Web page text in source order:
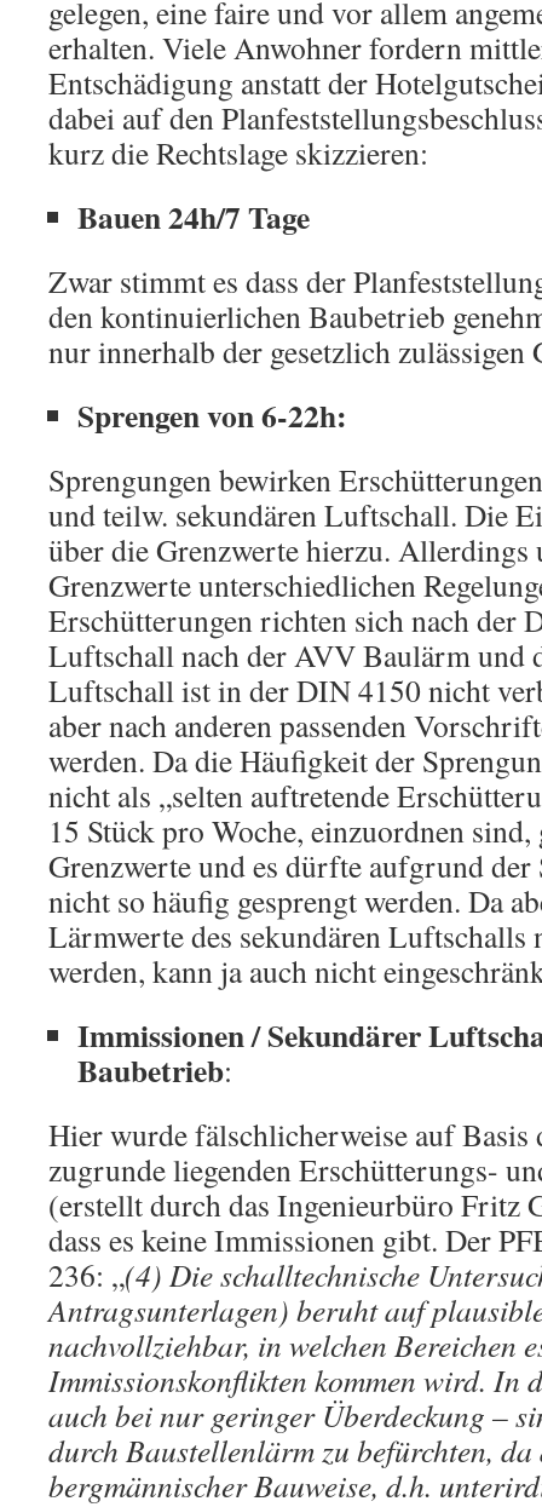
gelegen, eine faire und vor allem
erhalten. Viele Anwohner fordern
Entschädigung anstatt der
dabei auf den
kurz die Rechtslage skizzieren:
Bauen 24h/7 Tage
Zwar stimmt es dass der
den kontinuierlichen Baubetrieb
nur innerhalb der gesetzlich zulässigen
Sprengen von 6-22h:
Sprengungen bewirken
und teilw. sekundären Luftschall. Die
über die Grenzwerte hierzu. Allerdings
Grenzwerte unterschiedlichen
Erschütterungen richten sich nach der
Luftschall nach der AVV Baulärm und
Luftschall ist in der DIN 4150 nicht
aber nach anderen passenden
werden. Da die Häufigkeit der
nicht als „selten auftretende
15 Stück pro Woche, einzuordnen sind,
Grenzwerte und es dürfte aufgrund
nicht so häufig gesprengt werden. Da
Lärmwerte des sekundären Luftschalls
werden, kann ja auch nicht
Immissionen / Sekundärer
Baubetrieb:
Hier wurde fälschlicherweise auf Basis
zugrunde liegenden Erschütterungs-
(erstellt durch das Ingenieurbüro Fritz
dass es keine Immissionen gibt. Der
236: „(4) Die schalltechnische
Antragsunterlagen) beruht auf
nachvollziehbar, in welchen Bereichen
Immissionskonflikten kommen wird. In
auch bei nur geringer Überdeckung –
durch Baustellenlärm zu befürchten,
bergmännischer Bauweise, d.h.